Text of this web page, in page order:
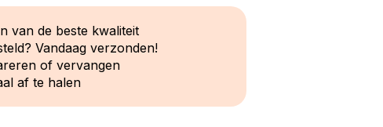
van de beste kwaliteit
Vandaag verzonden!
of vervangen
af te halen